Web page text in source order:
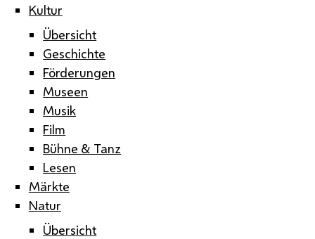
Kultur
Übersicht
Geschichte
Förderungen
Museen
Musik
Film
Bühne & Tanz
Lesen
Märkte
Natur
Übersicht